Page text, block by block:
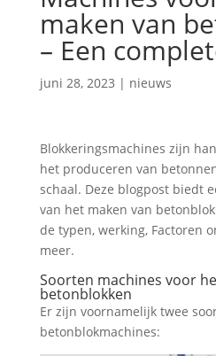
maken van
– Een
juni 28, 2023 | nieuws
Blokkeringsmachines zijn
het produceren van
schaal. Deze blogpost biedt
van het maken van
de typen, werking, Factoren
meer.
Soorten machines voor
betonblokken
Er zijn voornamelijk twee
betonblokmachines: